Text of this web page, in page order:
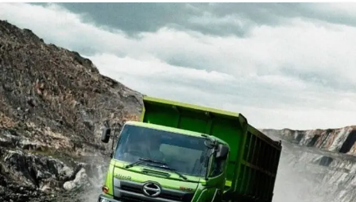
DUMP TRUCK TOOLS
HINO FM 285 JD – Euro2